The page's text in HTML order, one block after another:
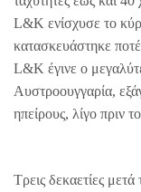
L&K ενίσχυσε το
κατασκευάστηκε
L&K έγινε ο
Αυστροουγγαρία,
ηπείρους, λίγο
Τρεις δεκαετίες